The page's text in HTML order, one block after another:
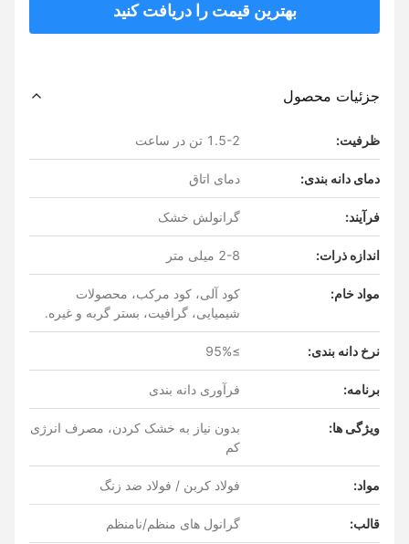
بهترین قیمت را دریافت کنید
جزئیات محصول
ظرفیت: 1.5-2 تن در ساعت
دمای دانه بندی: دمای اتاق
فرآیند: گرانولش خشک
اندازه ذرات:
مواد خام:
کود آلی، کود مرکب، محصولات
شیمیایی، گرافیت، بستر گربه و غیره.
نرخ دانه بندی:
برنامه: فرآوری دانه بندی
ویژگی ها:
بدون نیاز به خشک کردن، مصرف انرژی
فولاد کربن / فولاد ضد زنگ
قالب: گرانول های منظم/نامنظم